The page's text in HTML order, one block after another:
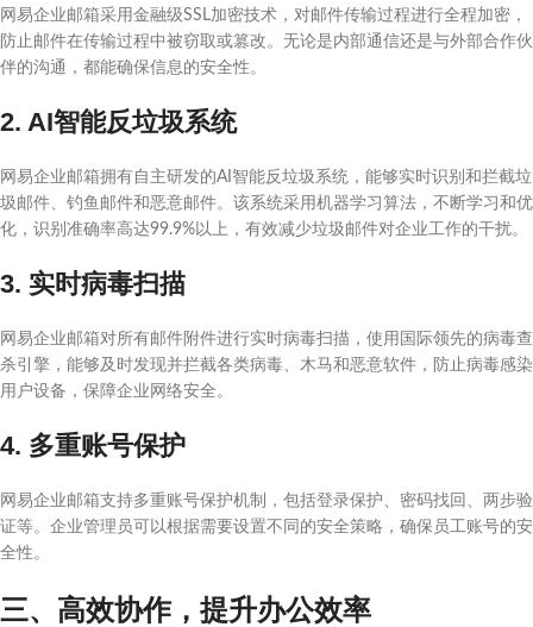
网易企业邮箱采用金融级SSL加密技术，对邮件传输过程进行全程加密，
防止邮件在传输过程中被窃取或篡改。无论是内部通信还是与外部合作伙
伴的沟通，都能确保信息的安全性。
2. AI智能反垃圾系统
网易企业邮箱拥有自主研发的AI智能反垃圾系统，能够实时识别和拦截垃
圾邮件、钓鱼邮件和恶意邮件。该系统采用机器学习算法，不断学习和优
化，识别准确率高达99.9%以上，有效减少垃圾邮件对企业工作的干扰。
3. 实时病毒扫描
网易企业邮箱对所有邮件附件进行实时病毒扫描，使用国际领先的病毒查
杀引擎，能够及时发现并拦截各类病毒、木马和恶意软件，防止病毒感染
用户设备，保障企业网络安全。
4. 多重账号保护
网易企业邮箱支持多重账号保护机制，包括登录保护、密码找回、两步验
证等。企业管理员可以根据需要设置不同的安全策略，确保员工账号的安
全性。
三、高效协作，提升办公效率